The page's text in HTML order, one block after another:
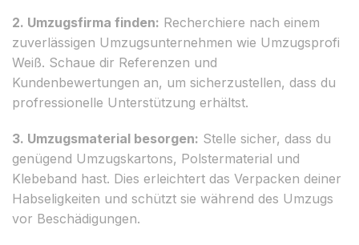
2. Umzugsfirma finden: Recherchiere nach einem
zuverlässigen Umzugsunternehmen wie Umzugsprofi
Weiß. Schaue dir Referenzen und
Kundenbewertungen an, um sicherzustellen, dass du
profressionelle Unterstützung erhältst.
3. Umzugsmaterial besorgen: Stelle sicher, dass du
genügend Umzugskartons, Polstermaterial und
Klebeband hast. Dies erleichtert das Verpacken deiner
Habseligkeiten und schützt sie während des Umzugs
vor Beschädigungen.